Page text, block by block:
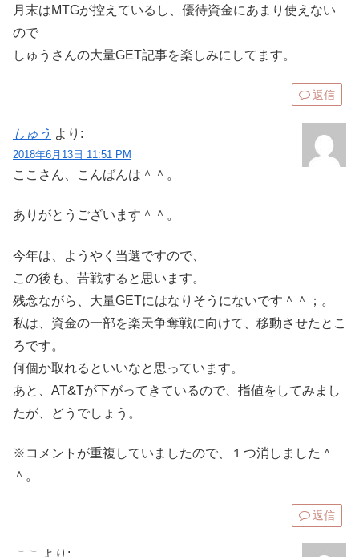
月末はMTGが控えているし、優待資金にあまり使えない
ので
しゅうさんの大量GET記事を楽しみにしてます。
返信
しゅう より:
2018年6月13日 11:51 PM
ここさん、こんばんは＾＾。
ありがとうございます＾＾。
今年は、ようやく当選ですので、
この後も、苦戦すると思います。
残念ながら、大量GETにはなりそうにないです＾＾；。
私は、資金の一部を楽天争奪戦に向けて、移動させたとこ
ろです。
何個か取れるといいなと思っています。
あと、AT&Tが下がってきているので、指値をしてみまし
たが、どうでしょう。
※コメントが重複していましたので、１つ消しました＾
＾。
返信
ここ より: